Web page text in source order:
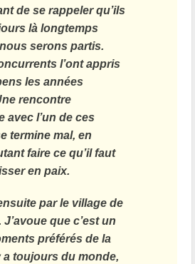
de se rappeler qu’ils
là longtemps
serons partis.
l’ont appris
les années
rencontre
avec l’un de ces
termine mal, en
faire ce qu’il faut
en paix.
par le village de
que c’est un
préférés de la
a toujours du monde,